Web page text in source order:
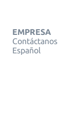
EMPRESA
Contáctanos
Español